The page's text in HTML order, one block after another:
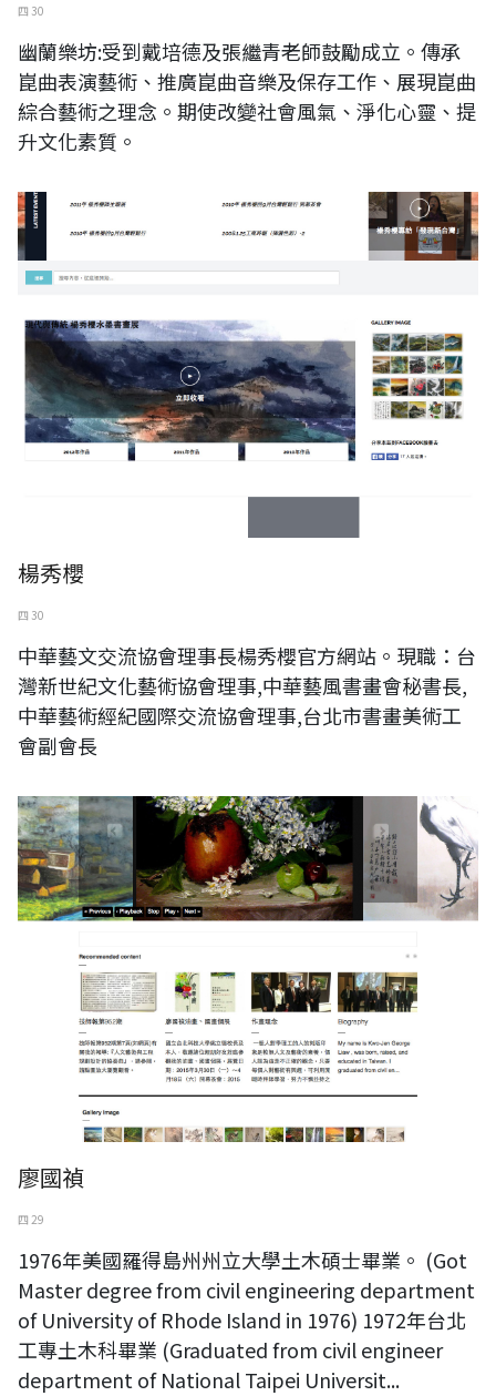
四 30
幽蘭樂坊:受到戴培德及張繼青老師鼓勵成立。傳承
崑曲表演藝術、推廣崑曲音樂及保存工作、展現崑曲
綜合藝術之理念。期使改變社會風氣、淨化心靈、提
升文化素質。
楊秀櫻
四 30
中華藝文交流協會理事長楊秀櫻官方網站。現職：台
灣新世紀文化藝術協會理事,中華藝風書畫會秘書長,
中華藝術經紀國際交流協會理事,台北市書畫美術工
會副會長
廖國禎
四 29
1976年美國羅得島州州立大學土木碩士畢業。 (Got
Master degree from civil engineering department
of University of Rhode Island in 1976) 1972年台北
工專土木科畢業 (Graduated from civil engineer
department of National Taipei Universit...